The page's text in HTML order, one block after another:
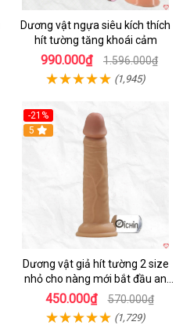
Dương vật ngựa siêu kích thích
hít tường tăng khoái cảm
990.000₫ 1.596.000₫
(1,945)
-21%
Hot
5
Dương vật giả hít tường 2 size
nhỏ cho nàng mới bắt đầu an
toàn dễ dùng
450.000₫ 570.000₫
(1,729)